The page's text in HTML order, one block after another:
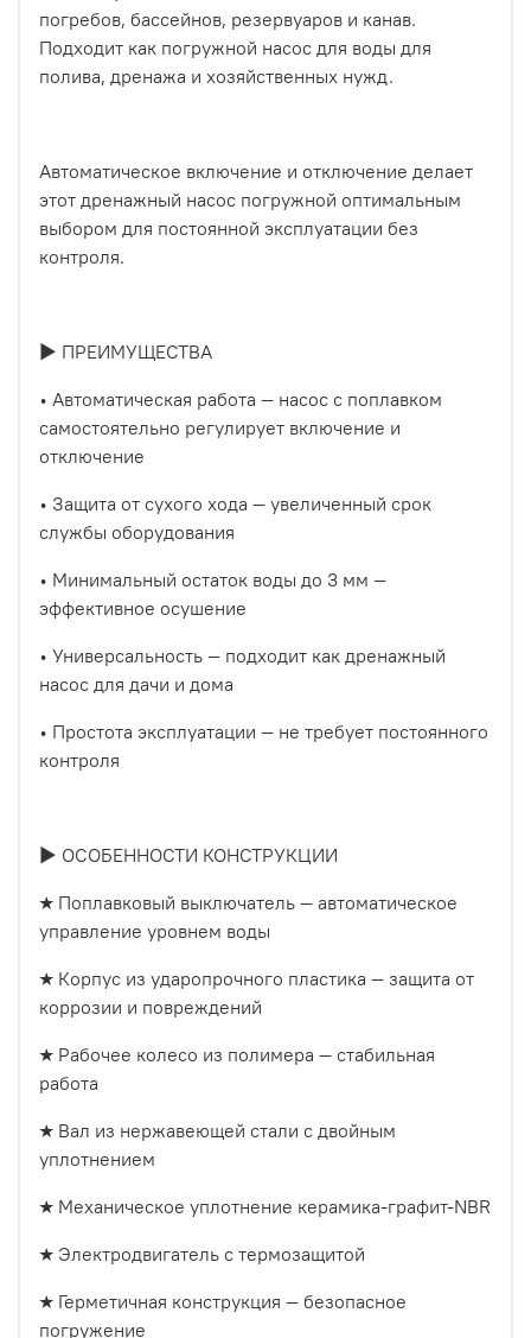
погребов, бассейнов, резервуаров и канав.
Подходит как погружной насос для воды для
полива, дренажа и хозяйственных нужд.
Автоматическое включение и отключение делает
этот дренажный насос погружной оптимальным
выбором для постоянной эксплуатации без
контроля.
► ПРЕИМУЩЕСТВА
• Автоматическая работа — насос с поплавком
самостоятельно регулирует включение и
отключение
• Защита от сухого хода — увеличенный срок
службы оборудования
• Минимальный остаток воды до 3 мм —
эффективное осушение
• Универсальность — подходит как дренажный
насос для дачи и дома
• Простота эксплуатации — не требует постоянного
контроля
► ОСОБЕННОСТИ КОНСТРУКЦИИ
★ Поплавковый выключатель — автоматическое
управление уровнем воды
★ Корпус из ударопрочного пластика — защита от
коррозии и повреждений
★ Рабочее колесо из полимера — стабильная
работа
★ Вал из нержавеющей стали с двойным
уплотнением
★ Механическое уплотнение керамика-графит-NBR
★ Электродвигатель с термозащитой
★ Герметичная конструкция — безопасное
погружение